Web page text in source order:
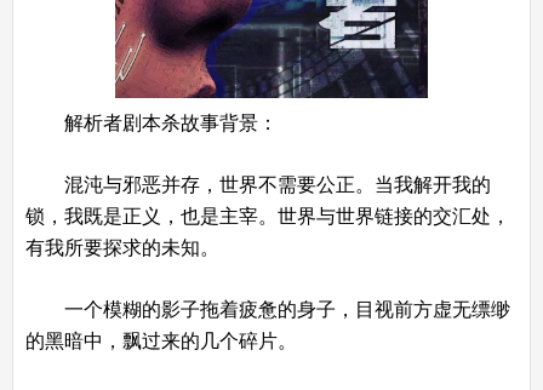
解析者剧本杀故事背景：
混沌与邪恶并存，世界不需要公正。当我解开我的
锁，我既是正义，也是主宰。世界与世界链接的交汇处，
有我所要探求的未知。
一个模糊的影子拖着疲惫的身子，目视前方虚无缥缈
的黑暗中，飘过来的几个碎片。